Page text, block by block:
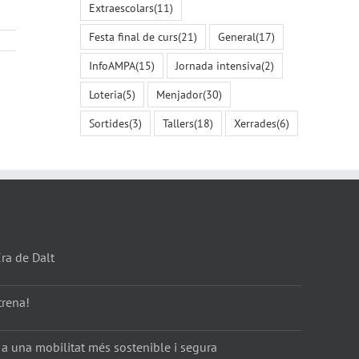
Extraescolars(11)
Festa final de curs(21) General(17)
InfoAMPA(15) Jornada intensiva(2)
Loteria(5) Menjador(30)
Sortides(3) Tallers(18) Xerrades(6)
de Dalt
una mobilitat més sostenible i segura